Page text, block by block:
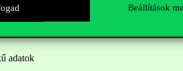
Beállítások
adatok